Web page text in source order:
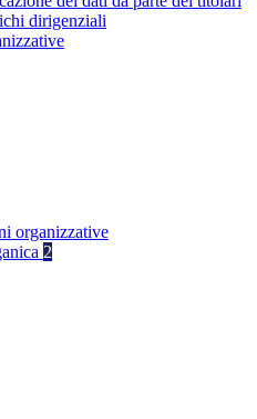
dirigenziali
organizzative
2